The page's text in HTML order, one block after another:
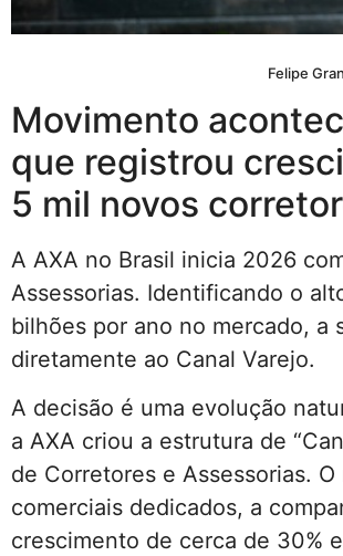
Felipe
Movimento
que registrou
5 mil novos
A AXA no Brasil inicia 2026
Assessorias. Identificando o
bilhões por ano no mercado, a
diretamente ao Canal Varejo.
A decisão é uma evolução
a AXA criou a estrutura de
de Corretores e Assessorias.
comerciais dedicados, a
crescimento de cerca de 30%